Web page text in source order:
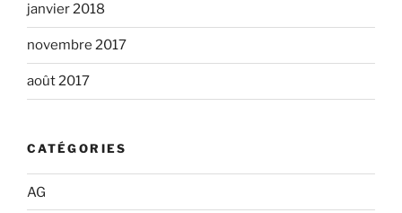
janvier 2018
novembre 2017
août 2017
CATÉGORIES
AG